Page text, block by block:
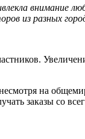
из разных
на
заказы со